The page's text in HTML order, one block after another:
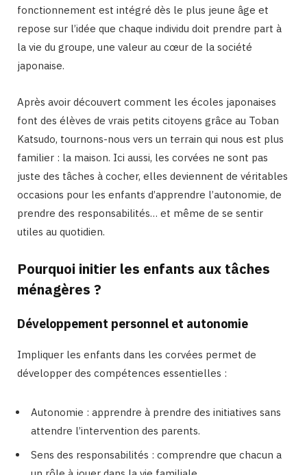
fonctionnement est intégré dès le plus jeune âge et
repose sur l’idée que chaque individu doit prendre part à
la vie du groupe, une valeur au cœur de la société
japonaise.​
Après avoir découvert comment les écoles japonaises
font des élèves de vrais petits citoyens grâce au Toban
Katsudo, tournons-nous vers un terrain qui nous est plus
familier : la maison. Ici aussi, les corvées ne sont pas
juste des tâches à cocher, elles deviennent de véritables
occasions pour les enfants d’apprendre l’autonomie, de
prendre des responsabilités… et même de se sentir
utiles au quotidien.
Pourquoi initier les enfants aux tâches
ménagères ?
Développement personnel et autonomie
Impliquer les enfants dans les corvées permet de
développer des compétences essentielles :
Autonomie : apprendre à prendre des initiatives sans
attendre l’intervention des parents.
Sens des responsabilités : comprendre que chacun a